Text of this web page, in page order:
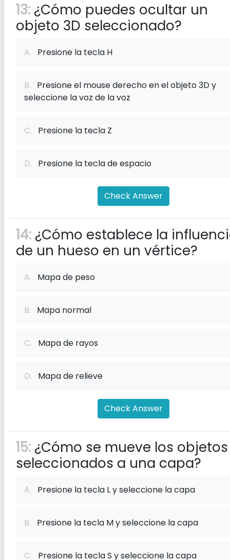
13: ¿Cómo puedes ocultar un
objeto 3D seleccionado?
A. Presione la tecla H
B. Presione el mouse derecho en el objeto 3D y
seleccione la voz de la voz
C. Presione la tecla Z
D. Presione la tecla de espacio
Check Answer
14: ¿Cómo establece la
de un hueso en un vértice?
A. Mapa de peso
B. Mapa normal
C. Mapa de rayos
D. Mapa de relieve
Check Answer
15: ¿Cómo se mueve los objetos
seleccionados a una capa?
A. Presione la tecla L y seleccione la capa
B. Presione la tecla M y seleccione la capa
C. Presione la tecla S y seleccione la capa